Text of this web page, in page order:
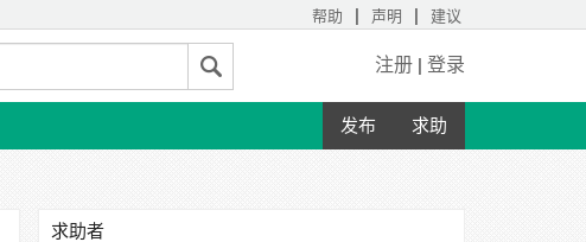
帮助 | 声明 | 建议
注册 | 登录
发布 求助
求助者